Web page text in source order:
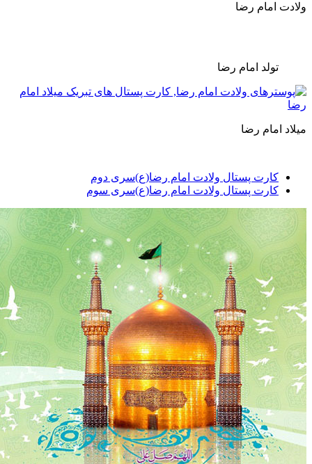
رضا
امام رضا
رضا
پستال ولادت امام رضا(ع)سری دوم
پستال ولادت امام رضا(ع)سری سوم